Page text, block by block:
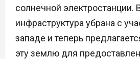
солнечной электростанции.
инфраструктура убрана с
западе и теперь
эту землю для